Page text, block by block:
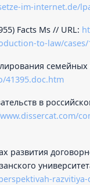
im-internet.de/
Facts Ms // URL:
to-law/cases/
41395.doc.htm
в
развития